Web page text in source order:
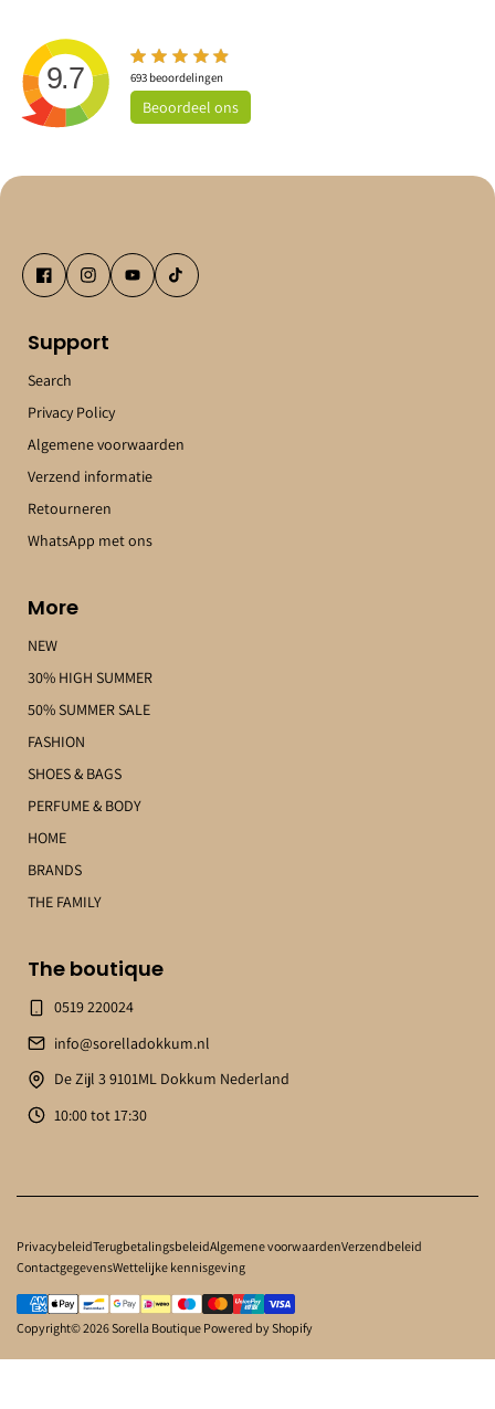
9.7 693beoordelingen
Beoordeel ons
Support
Search
Privacy Policy
Algemene voorwaarden
Verzend informatie
Retourneren
WhatsApp met ons
More
NEW
30% HIGH SUMMER
50% SUMMER SALE
FASHION
SHOES & BAGS
PERFUME & BODY
HOME
BRANDS
THE FAMILY
The boutique
0519 220024
info@sorelladokkum.nl
De Zijl 3 9101ML Dokkum Nederland
10:00 tot 17:30
PrivacybeleidTerugbetalingsbeleidAlgemene voorwaardenVerzendbeleid
ContactgegevensWettelijke kennisgeving
Copyright© 2026Sorella Boutique Powered by Shopify